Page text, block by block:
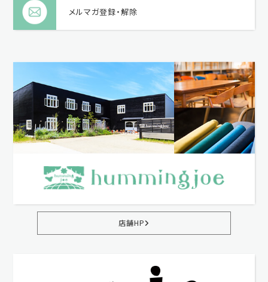
メルマガ登録・解除
店舗HP